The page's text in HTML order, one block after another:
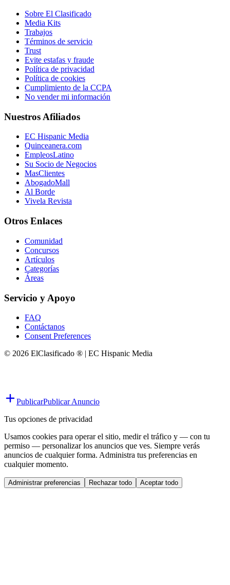
Sobre El Clasificado
Media Kits
Trabajos
Términos de servicio
Trust
Evite estafas y fraude
Política de privacidad
Política de cookies
Cumplimiento de la CCPA
No vender mi información
Nuestros Afiliados
EC Hispanic Media
Quinceanera.com
EmpleosLatino
Su Socio de Negocios
MasClientes
AbogadoMall
Al Borde
Vivela Revista
Otros Enlaces
Comunidad
Concursos
Artículos
Categorías
Áreas
Servicio y Apoyo
FAQ
Contáctanos
Consent Preferences
© 2026 ElClasificado ® | EC Hispanic Media
PublicarPublicar Anuncio
Tus opciones de privacidad
Usamos cookies para operar el sitio, medir el tráfico y — con tu
permiso — personalizar los anuncios que ves. Siempre verás
anuncios de cualquier forma. Administra tus preferencias en
cualquier momento.
Administrar preferencias Rechazar todo Aceptar todo